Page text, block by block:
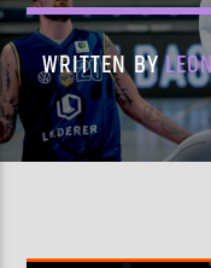
AKTUELLER TRACK
CAMERA
WRITTEN BY